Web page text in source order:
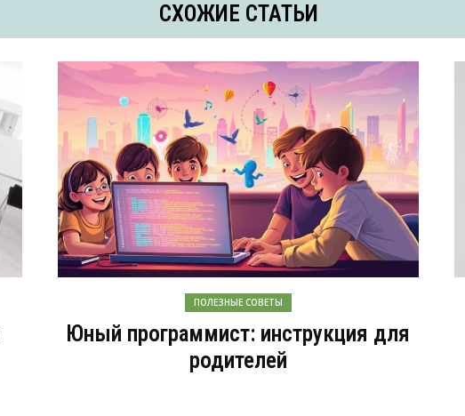
СХОЖИЕ СТАТЬИ
ПОЛЕЗНЫЕ СОВЕТЫ
Юный программист: инструкция для
родителей